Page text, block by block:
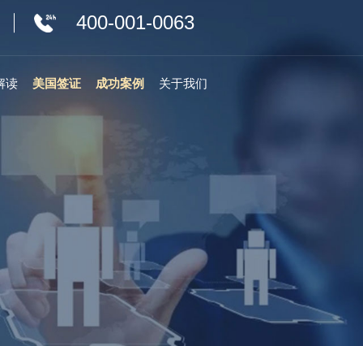
400-001-0063
读 美国签证 成功案例 关于我们